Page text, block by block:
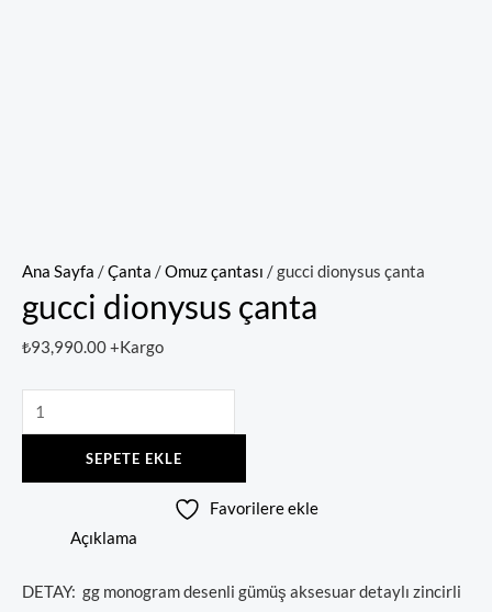
Ana Sayfa /Çanta /Omuz çantası / gucci dionysus çanta
gucci dionysus çanta
₺93,990.00+Kargo
SEPETE EKLE
Favorilere ekle
Açıklama
DETAY: gg monogram desenli gümüş aksesuar detaylı zincirli